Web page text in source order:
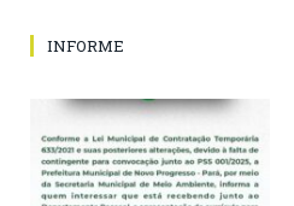
INFORME